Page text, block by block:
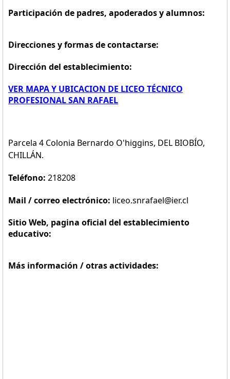
Participación de padres, apoderados y alumnos:
Direcciones y formas de contactarse:
Dirección del establecimiento:
VER MAPA Y UBICACION DE LICEO TÉCNICO
PROFESIONAL SAN RAFAEL
Parcela 4 Colonia Bernardo O'higgins, DEL BIOBÍO,
CHILLÁN.
Teléfono: 218208
Mail / correo electrónico: liceo.snrafael@ier.cl
Sitio Web, pagina oficial del establecimiento
educativo:
Más información / otras actividades: